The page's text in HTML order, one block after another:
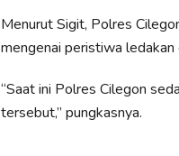
Menurut Sigit, Polres
mengenai peristiwa ledakan
“Saat ini Polres Cilegon
tersebut,” pungkasnya.